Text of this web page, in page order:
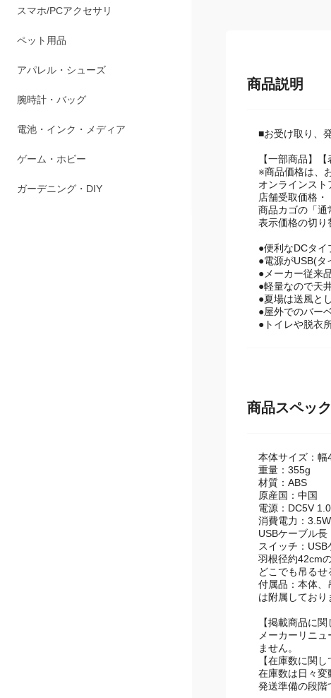
照明
スマホ/PCアクセサリ
【一部商品】【
※商品価格は、
オンラインスト
店舗受取価格
商品カゴの「通
●便利なDCタイ
●電源がUSB(タ
●メーカー従来
●軽量なので天
●夏場は送風と
●屋外でのバー
本体サイズ：幅
重量：355g
材質：ABS
原産国：中国
電源：DC5V 1.0A
消費電力：3.5W
USBケーブル長
スイッチ：USB
羽根径約42cm
どこでも吊るせ
付属品：本体、
【掲載商品に関
メーカーリニ
ません。
【在庫数に関し
在庫数は日々変